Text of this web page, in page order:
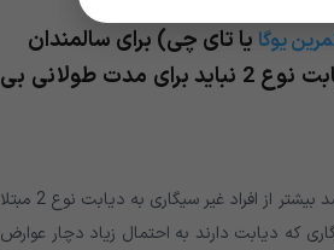
یوگا یا تای چی) برای سالمندان
انجمن دیابت امریکا (ADA) همچنین توصیه می کند که افراد مبتلا به دیابت نوع 2 نباید برای مدت طولانی بی
طبق مرکز کنترل و پیشگیری بیماری های ایالات متحده (CDC)، افرادی که سیگار می کشند 30تا 40 درصد بیشتر از افراد غیر سیگاری به دیابت نوع 2 مبتلا
که دیابت دارند به احتمال زیاد دچار عوارض